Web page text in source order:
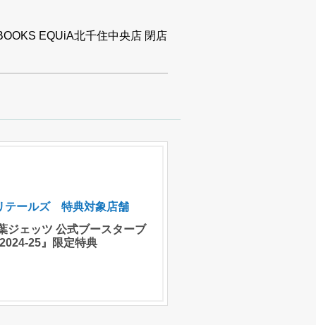
EQUiA北千住中央店 閉店
テールズ 特典対象店舗
ジェッツ 公式ブースターブ
25』限定特典